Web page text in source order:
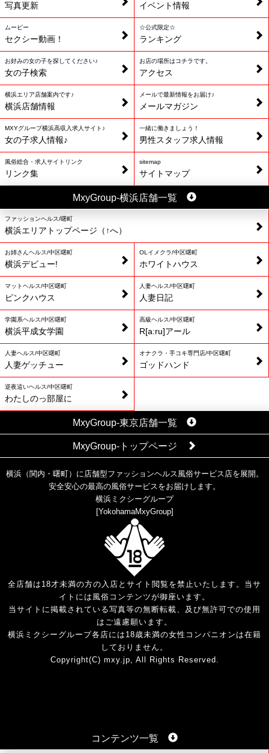
写真更新 イベント情報
ムービー
セクシー動画！
☆公式限定☆
ランキング
お好みの女の子を探してください♪
女の子検索
お店の場所はコチラです。
アクセス
横浜エリア店舗案内です♪
横浜店舗情報
メールで最新情報をお届け♪
メールマガジン
MXYグループ横浜高収入求人サイト♪
女の子求人情報♪
一緒に働きましょう！
男性スタッフ求人情報
風俗総合・求人サイトリンク
リンク集
sitemap
サイトマップ
MxyGroup-横浜店舗一覧
ファッションヘルス/曙町
横浜エリアトップページ（↑へ）
お姉さんヘルス/中区曙町
横浜デビュー!
OLイメクラ/中区曙町
ホワイトハウス
マットヘルス/中区曙町
ピンクハウス
人妻ヘルス/中区曙町
人妻日記
学園系ヘルス/中区曙町
横浜平成女学園
高級ヘルス/中区曙町
R[a:ru]アール
人妻ヘルス/中区曙町
人妻ゲッチュー
オナクラ・手コキ専門店/中区曙町
ゴッドハンド
逆夜這いヘルス/中区曙町
わたしのっ部屋に
MxyGroup-東京店舗一覧
MxyGroup-トップページ
横浜（関内・曙町）に店舗型ファッションヘルス風俗サービス店を展開。
安全安心の最高の風俗サービスをお届けします。
横浜ミクシーグループ
[YokohamaMxyGroup]
全店舗は18才未満の方の入店とサイト閲覧を禁止いたします。当サ
イトには風俗コンテンツが御座います。
当サイトに掲載されている写真等の無断転載、及び無許可での使用
はご遠慮願います。
横浜ミクシーグループ各店には18歳未満の女性コンパニオンは在籍
しておりません。
Copyright(C) mxy.jp, All Rights Reserved.
コンテンツ一覧